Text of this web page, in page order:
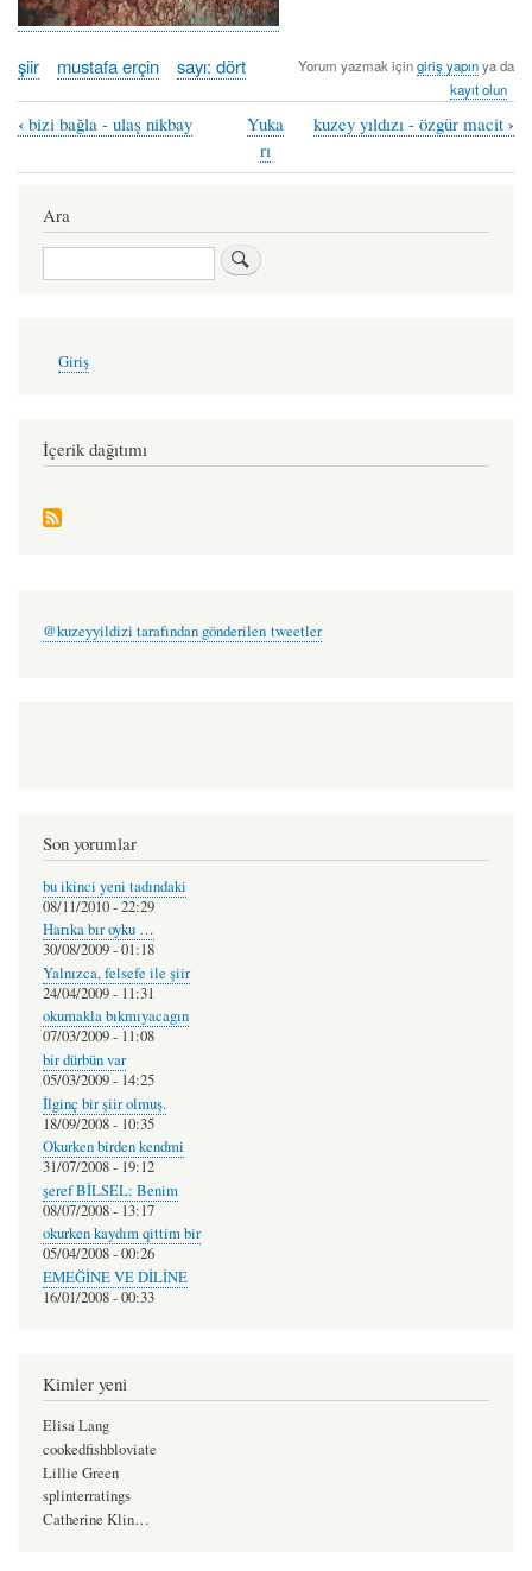
şiir mustafa erçin sayı: dört Yorum yazmak içingiriş yapınya da
kayıt olun
Book
traversal
links
for
aşkın
mustafa
‹ bizi bağla - ulaş nikbay
Yuka
rı
kuzey yıldızı - özgür macit ›
Ara
Ara
account
Giriş
İçerik dağıtımı
@kuzeyyildizi tarafından gönderilen tweetler
Son yorumlar
bu ikinci yeni tadındaki
08/11/2010 - 22:29
Harıka bır oyku …
30/08/2009 - 01:18
Yalnızca, felsefe ile şiir
24/04/2009 - 11:31
okumakla bıkmıyacagın
07/03/2009 - 11:08
bir dürbün var
05/03/2009 - 14:25
İlginç bir şiir olmuş.
18/09/2008 - 10:35
Okurken birden kendmi
31/07/2008 - 19:12
şeref BİLSEL: Benim
08/07/2008 - 13:17
okurken kaydım qittim bir
05/04/2008 - 00:26
EMEĞİNE VE DİLİNE
16/01/2008 - 00:33
Kimler yeni
Elisa Lang
cookedfishbloviate
Lillie Green
splinterratings
Catherine Klin…